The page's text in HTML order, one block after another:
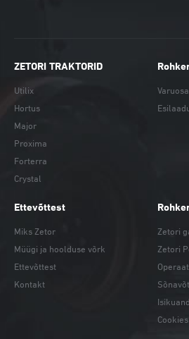
ZETORI TRAKTORID
Utilix
Hortus
Major
Proxima
Forterra
Crystal
Ettevõttest
Miks Zetor
Müügi ja hoolduse võrk
Ettevõttest
Kontakt
Zetori
Zetori
Cookies